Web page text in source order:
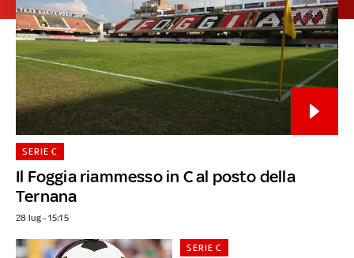
Il Foggia riammesso in C al posto della
Ternana
SERIE C
28 lug - 15:15
SERIE C